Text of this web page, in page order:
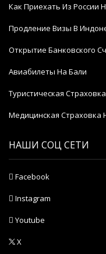
Как Приехать Из России
Продление Визы В
Открытие Банковского
Авиабилеты На Бали
Туристическая Страховка
Медицинская Страховка
НАШИ СОЦ СЕТИ
Facebook
Instagram
Youtube
X